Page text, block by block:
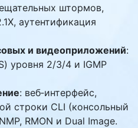
штормов,
аутентификация
и видеоприложений:
уровня 2/3/4 и IGMP
: веб‑интерфейс,
строки CLI (консольный
RMON и Dual Image.